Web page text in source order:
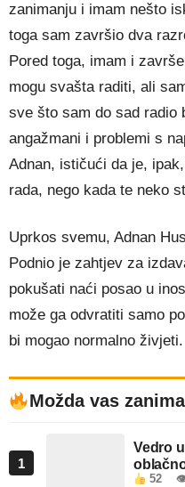
zanimanju i imam nešto
toga sam završio dva
Pored toga, imam i
mogu svašta raditi, ali
sve što sam do sad radio
angažmani i problemi s
Adnan, ističući da je,
rada, nego kada te neko
Uprkos svemu, Adnan
Podnio je zahtjev za
pokušati naći posao u
može ga odvratiti samo
bi mogao normalno živjeti.
Možda vas
1
Vedro
52